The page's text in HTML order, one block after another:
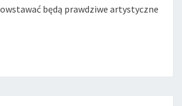
będą prawdziwe artystyczne